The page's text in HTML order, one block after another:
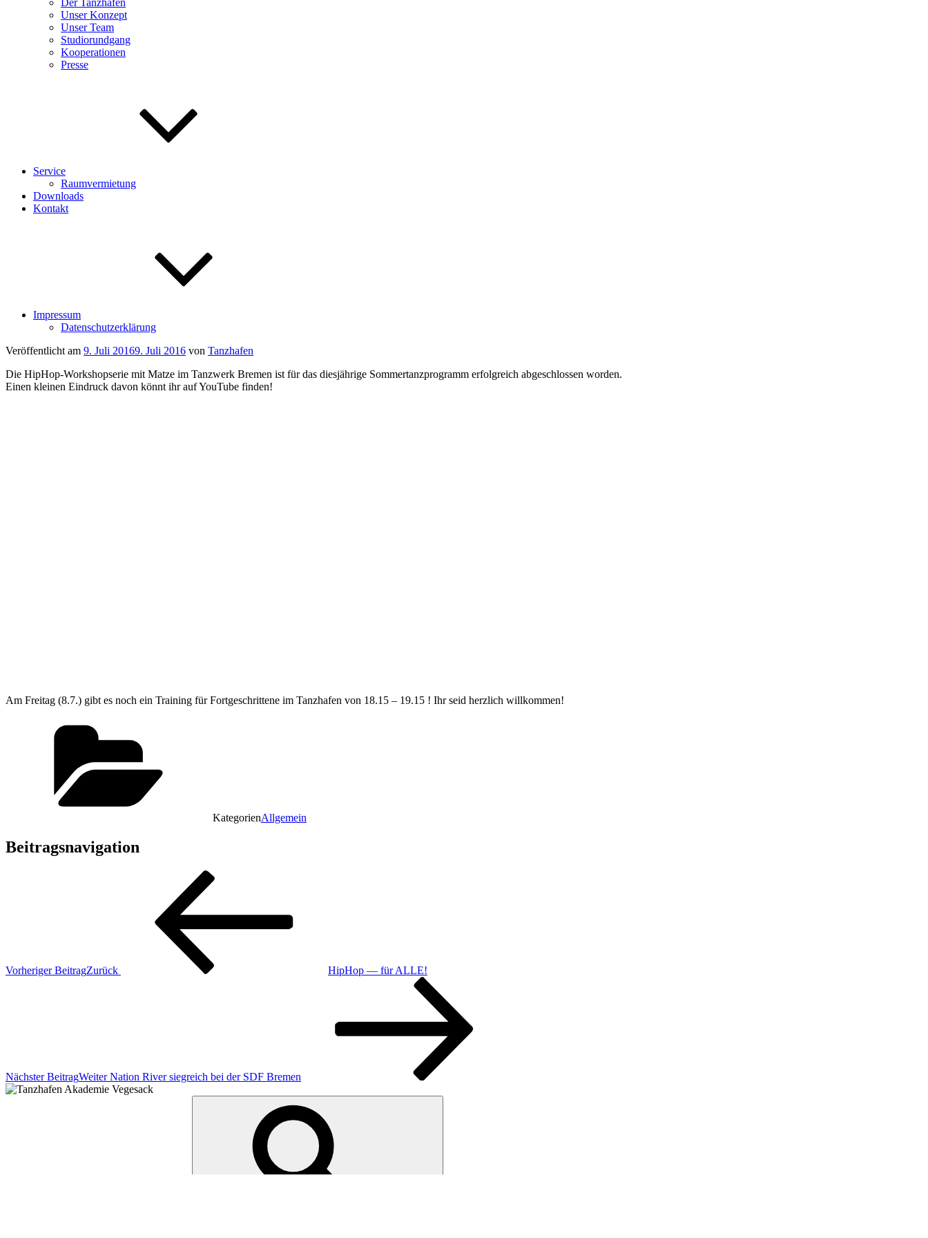
Der Tanzhafen
Unser Konzept
Unser Team
Studiorundgang
Kooperationen
Presse
Service
Raumvermietung
Downloads
Kontakt
Impressum
Datenschutzerklärung
Veröffentlicht am 9. Juli 20169. Juli 2016 von Tanzhafen
Die HipHop-Workshopserie mit Matze im Tanzwerk Bremen ist für das diesjährige Sommertanzprogramm erfolgreich abgeschlossen worden.
Einen kleinen Eindruck davon könnt ihr auf YouTube finden!
Am Freitag (8.7.) gibt es noch ein Training für Fortgeschrittene im Tanzhafen von 18.15 – 19.15 ! Ihr seid herzlich willkommen!
KategorienAllgemein
Beitragsnavigation
Vorheriger BeitragZurück HipHop — für ALLE!
Nächster BeitragWeiter Nation River siegreich bei der SDF Bremen